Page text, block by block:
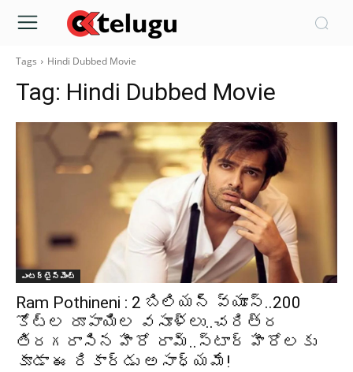
Tags Hindi Dubbed Movie
Tag: Hindi Dubbed Movie
ఎంటర్టైన్మెంట్
Ram Pothineni : 2 బిలియన్ వ్యూస్..200
కోట్ల రూపాయిల వసూళ్లు..చరిత్ర
తిరగరాసిన హీరో రామ్..స్టార్ హీరోలకు
కూడా ఈ రికార్డు అసాధ్యమే!